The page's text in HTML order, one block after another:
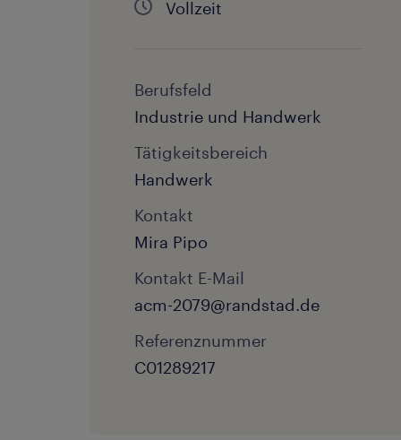
Vollzeit
Berufsfeld
Industrie und Handwerk
Tätigkeitsbereich
Handwerk
Kontakt
Mira Pipo
Kontakt E-Mail
acm-2079@randstad.de
Referenznummer
C01289217